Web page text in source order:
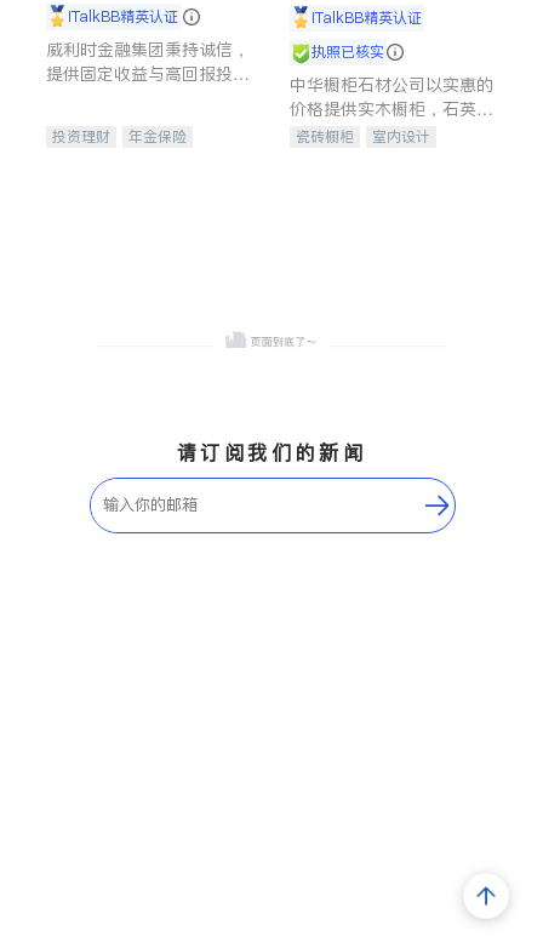
iTalkBB精英认证
威利时金融集团秉持诚信，
提供固定收益与高回报投资
合，助力客户实现目标
投资理财
年金保险
iTalkBB精英认证
执照已核实
中华橱柜石材公司以实惠的
价格提供实木橱柜，石英石
台面，多种优质不锈钢水
瓷砖橱柜
室内设计
请订阅我们的新闻